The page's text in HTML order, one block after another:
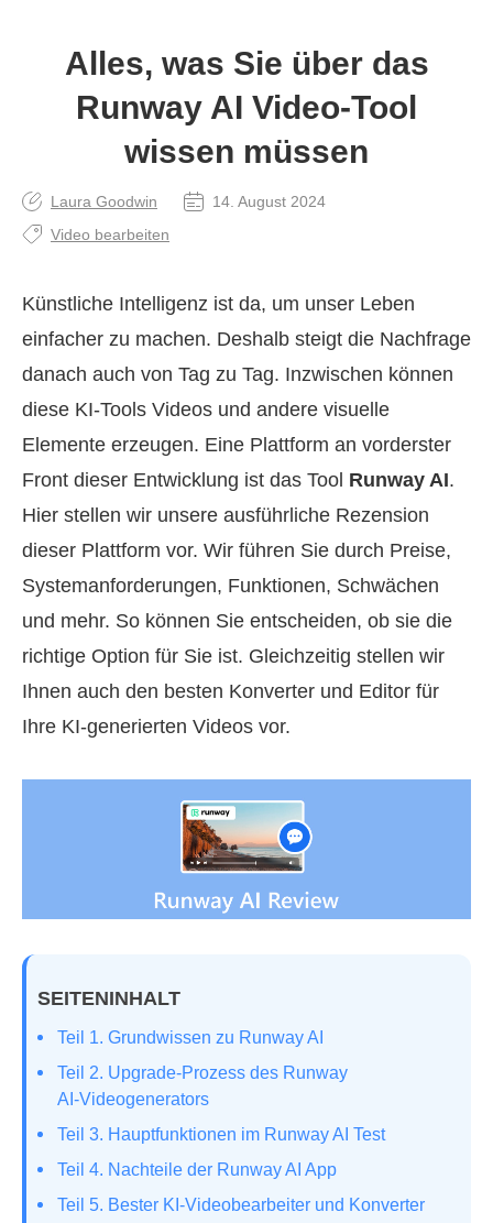
Alles, was Sie über das
Runway AI Video‑Tool
wissen müssen
Laura Goodwin
14. August 2024
Video bearbeiten
Künstliche Intelligenz ist da, um unser Leben
einfacher zu machen. Deshalb steigt die Nachfrage
danach auch von Tag zu Tag. Inzwischen können
diese KI‑Tools Videos und andere visuelle
Elemente erzeugen. Eine Plattform an vorderster
Front dieser Entwicklung ist das Tool Runway AI.
Hier stellen wir unsere ausführliche Rezension
dieser Plattform vor. Wir führen Sie durch Preise,
Systemanforderungen, Funktionen, Schwächen
und mehr. So können Sie entscheiden, ob sie die
richtige Option für Sie ist. Gleichzeitig stellen wir
Ihnen auch den besten Konverter und Editor für
Ihre KI‑generierten Videos vor.
SEITENINHALT
Teil 1. Grundwissen zu Runway AI
Teil 2. Upgrade‑Prozess des Runway
AI‑Videogenerators
Teil 3. Hauptfunktionen im Runway AI Test
Teil 4. Nachteile der Runway AI App
Teil 5. Bester KI‑Videobearbeiter und Konverter